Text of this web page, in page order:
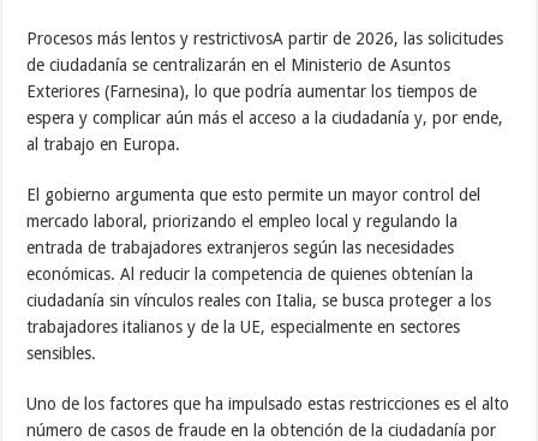
Procesos más lentos y restrictivosA partir de 2026, las solicitudes
de ciudadanía se centralizarán en el Ministerio de Asuntos
Exteriores (Farnesina), lo que podría aumentar los tiempos de
espera y complicar aún más el acceso a la ciudadanía y, por ende,
al trabajo en Europa.
El gobierno argumenta que esto permite un mayor control del
mercado laboral, priorizando el empleo local y regulando la
entrada de trabajadores extranjeros según las necesidades
económicas. Al reducir la competencia de quienes obtenían la
ciudadanía sin vínculos reales con Italia, se busca proteger a los
trabajadores italianos y de la UE, especialmente en sectores
sensibles.
Uno de los factores que ha impulsado estas restricciones es el alto
número de casos de fraude en la obtención de la ciudadanía por